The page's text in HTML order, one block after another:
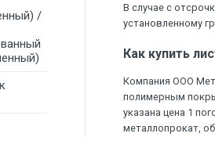
/
В случае с
установленному
Как купить
Компания ООО
полимерным
указана цена 1
металлопрокат,